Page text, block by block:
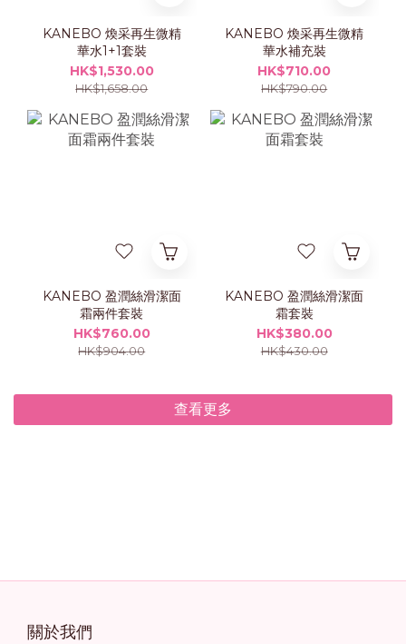
KANEBO 煥采再生微精
華水1+1套裝
HK$1,530.00
HK$1,658.00
KANEBO 煥采再生微精
華水補充裝
HK$710.00
HK$790.00
KANEBO 盈潤絲滑潔面
霜兩件套裝
HK$760.00
HK$904.00
KANEBO 盈潤絲滑潔面
霜套裝
HK$380.00
HK$430.00
查看更多
關於我們